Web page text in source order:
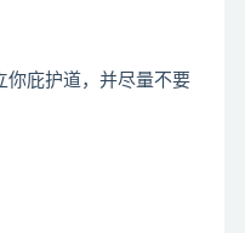
你庇护道，并尽量不要